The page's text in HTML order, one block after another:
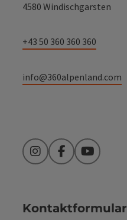
4580 Windischgarsten
+43 50 360 360 360
info@360alpenland.com
InstagramFacebookYouTube
Kontaktformular